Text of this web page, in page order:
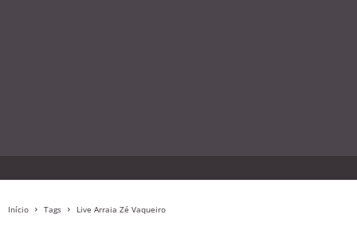
Início Tags Live Arraia Zé Vaqueiro